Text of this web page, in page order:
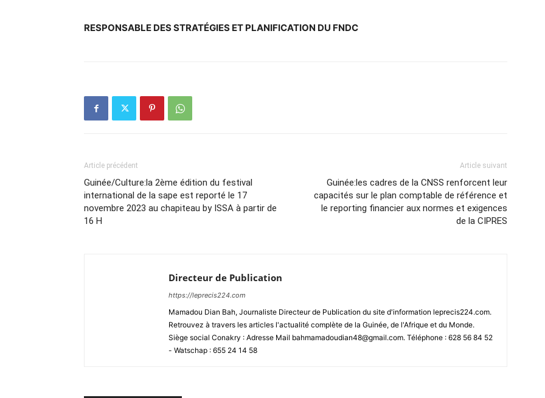
RESPONSABLE DES STRATÉGIES ET PLANIFICATION DU FNDC
Article précédent
Guinée/Culture:la 2ème édition du festival
international de la sape est reporté le 17
novembre 2023 au chapiteau by ISSA à partir de
16 H
Article suivant
Guinée:les cadres de la CNSS renforcent leur
capacités sur le plan comptable de référence et
le reporting financier aux normes et exigences
de la CIPRES
Directeur de Publication
https://leprecis224.com
Mamadou Dian Bah, Journaliste Directeur de Publication du site d'information leprecis224.com.
Retrouvez à travers les articles l'actualité complète de la Guinée, de l'Afrique et du Monde.
Siège social Conakry : Adresse Mail bahmamadoudian48@gmail.com. Téléphone : 628 56 84 52
- Watschap : 655 24 14 58